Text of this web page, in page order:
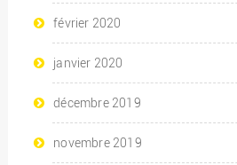
février 2020
janvier 2020
décembre 2019
novembre 2019